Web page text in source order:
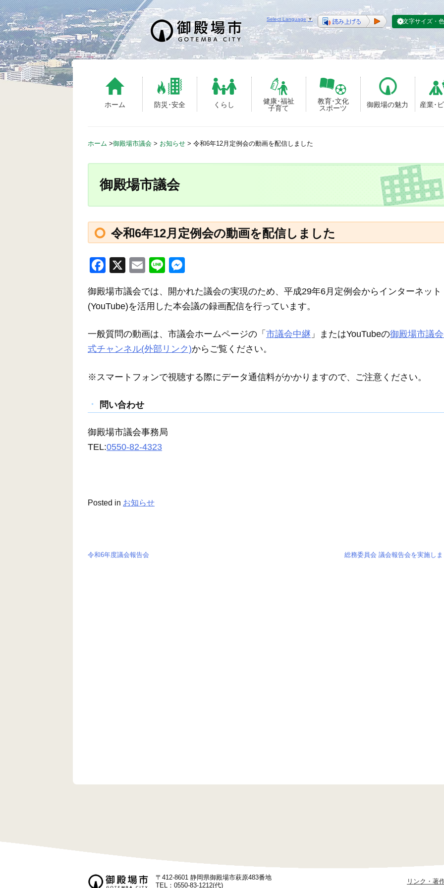
ホーム 防災･安全 くらし
健康･福祉
子育て
教育･文化
スポーツ
御殿場の魅力 産業･
Select Language ▼ 文字サイズ・
ホーム >御殿場市議会 > お知らせ > 令和6年12月定例会の動画を配信しました
御殿場市議会
令和6年12月定例会の動画を配信しました
F
c
e
b
o
k
X
E
ail
Li
e
ss
e
n
g
er
御殿場市議会では、開かれた議会の実現のため、平成29年6月定例会からインターネット
(YouTube)を活用した本会議の録画配信を行っています。
一般質問の動画は、市議会ホームページの「 市議会中継 」またはYouTubeの御殿場市議
式チャンネル(外部リンク)からご覧ください。
※スマートフォンで視聴する際にデータ通信料がかかりますので、ご注意ください。
問い合わせ
御殿場市議会事務局
TEL:0550-82-4323
Posted in お知らせ
令和6年度議会報告会 総務委員会 議会報告会を実施し
〒412-8601 静岡県御殿場市萩原483番地
TEL：0550-83-1212(代)
リンク・著